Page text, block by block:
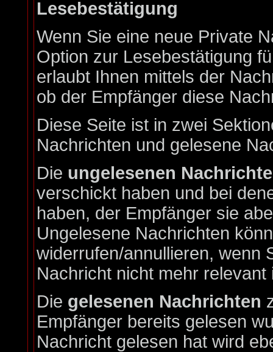
Lesebestätigung
Wenn Sie eine neue Private
Option zur Lesebestätigung
erlaubt Ihnen mittels der
ob der Empfänger diese
Diese Seite ist in zwei
Nachrichten und gelesene
Die ungelesenen
verschickt haben und bei
haben, der Empfänger sie
Ungelesene Nachrichten
widerrufen/annullieren, wenn
Nachricht nicht mehr relevant
Die gelesenen Nachrichten
Empfänger bereits gelesen
Nachricht gelesen hat wird